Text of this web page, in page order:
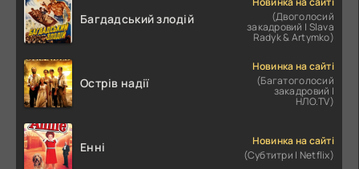
Багдадський злодій
(Двоголосий
закадровий | Slava
Radyk & Artymko)
Острів надії
Новинка на сайті
(Багатоголосий
закадровий |
НЛО.TV)
Енні
Новинка на сайті
(Субтитри | Netflix)